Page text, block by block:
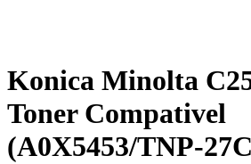
Konica Minolta
Toner Compativel
(A0X5453/TNP-